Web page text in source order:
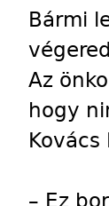
Bármi
Az
hogy
Kovács
– Ez